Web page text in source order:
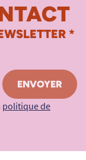
*
politique de